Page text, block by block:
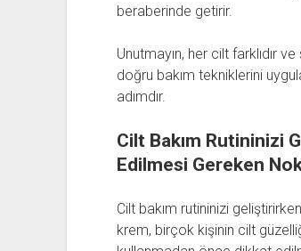
beraberinde getirir.
Unutmayın, her cilt farklıdır
doğru bakım tekniklerini
adımdır.
Cilt Bakım Rutininizi
Edilmesi Gereken
Cilt bakım rutininizi
krem, birçok kişinin cilt